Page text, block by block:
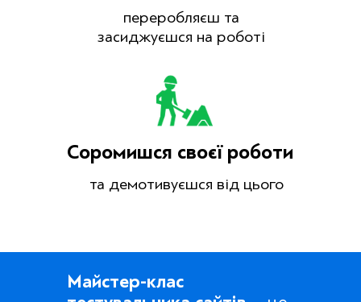
переробляєш та
засиджуєшся на роботі
Соромишся своєї роботи
та демотивуєшся від цього
Майстер-клас